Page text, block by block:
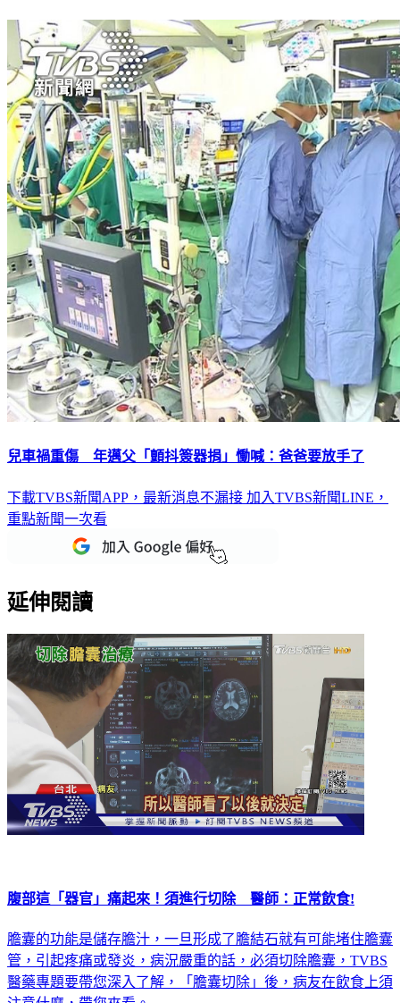
兒車禍重傷 年邁父「顫抖簽器捐」慟喊：爸爸要放手了
下載TVBS新聞APP，最新消息不漏接 加入TVBS新聞LINE，
重點新聞一次看
延伸閱讀
腹部這「器官」痛起來！須進行切除 醫師：正常飲食!
膽囊的功能是儲存膽汁，一旦形成了膽結石就有可能堵住膽囊
管，引起疼痛或發炎，病況嚴重的話，必須切除膽囊，TVBS
醫藥專題要帶您深入了解，「膽囊切除」後，病友在飲食上須